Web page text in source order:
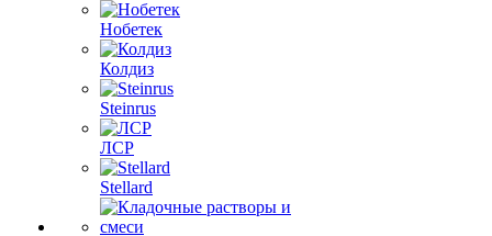
Нобетек
Колдиз
Steinrus
ЛСР
Stellard